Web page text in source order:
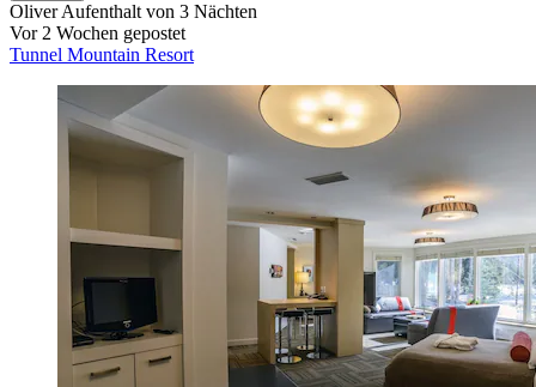
OliverAufenthalt von 3 Nächten
Vor 2 Wochen gepostet
Tunnel Mountain Resort